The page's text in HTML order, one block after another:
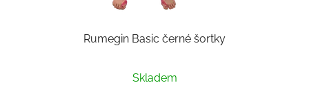
Rumegin Basic černé šortky
hodnocení
Skladem